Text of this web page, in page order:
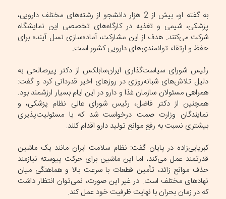
به گفته او، بیش از 2 هزار دانشجو از رشته‌های مختلف دارویی،
پزشکی، شیمی و تغذیه در کارگاه‌های تخصصی این نمایشگاه
شرکت می‌کنند. هدف از این مشارکت، آماده‌سازی نسل آینده برای
حفظ و ارتقاء توانمندی‌های دارویی کشور است.
رئیس شورای سیاست‌گذاری ایران‌سابلکس از دکتر پیرصالحی به
دلیل تلاش‌های شبانه‌روزی در روزهای اخیر قدردانی کرد و گفت:
همراهی مسئولان سازمان غذا و دارو در این ایام بسیار ارزشمند بود.
همچنین از دکتر فاضل، رئیس شورای عالی نظام پزشکی، و
نمایندگان وزارت صمت درخواست شد که با مسئولیت‌پذیری
بیشتری نسبت به رفع موانع تولید دارو اقدام کنند.
کبریایی‌زاده در پایان گفت: نظام سلامت ایران مانند یک ماشین
قدرتمند عمل می‌کند، اما این ماشین برای حرکت پیوسته نیازمند
حذف موانع زائد، تأمین قطعات با سرعت بالا و هماهنگی میان
نهادهای مختلف است. در غیر این صورت، نمی‌توان انتظار داشت
که در زمان بحران با نهایت ظرفیت خود عمل کند.